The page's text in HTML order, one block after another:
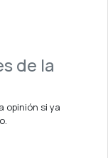
de la
opinión si ya